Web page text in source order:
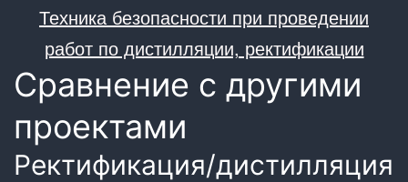
Техника безопасности при проведении
работ по дистилляции, ректификации
Сравнение с другими
проектами
Ректификация/дистилляция